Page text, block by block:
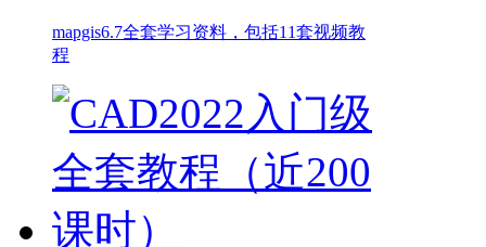
mapgis6.7全套学习资料，包括11套视频教
程